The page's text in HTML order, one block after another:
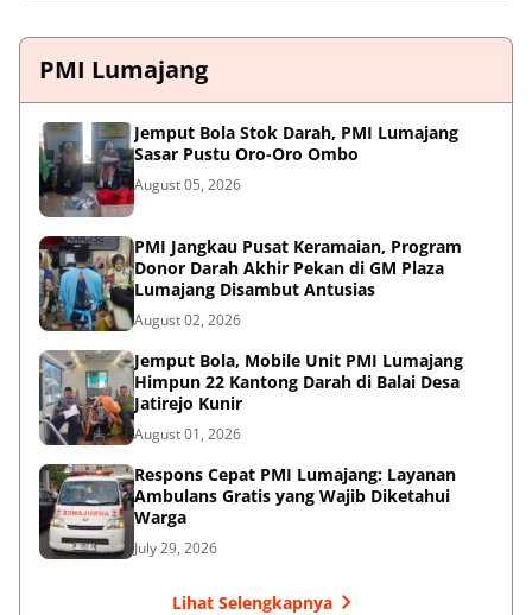
PMI Lumajang
Jemput Bola Stok Darah, PMI Lumajang
Sasar Pustu Oro-Oro Ombo
August 05, 2026
PMI Jangkau Pusat Keramaian, Program
Donor Darah Akhir Pekan di GM Plaza
Lumajang Disambut Antusias
August 02, 2026
Jemput Bola, Mobile Unit PMI Lumajang
Himpun 22 Kantong Darah di Balai Desa
Jatirejo Kunir
August 01, 2026
Respons Cepat PMI Lumajang: Layanan
Ambulans Gratis yang Wajib Diketahui
Warga
July 29, 2026
Lihat Selengkapnya